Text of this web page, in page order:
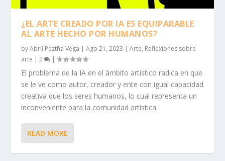
¿EL ARTE CREADO POR IA ES EQUIPARABLE
AL ARTE HECHO POR HUMANOS?
byAbril Peztña Vega |Ago 21, 2023 |Arte, Reflexiones sobre
arte |2 |
El problema de la IA en el ámbito artístico radica en que
se le ve como autor, creador y ente con igual capacidad
creativa que los seres humanos, lo cual representa un
inconveniente para la comunidad artística.
READ MORE